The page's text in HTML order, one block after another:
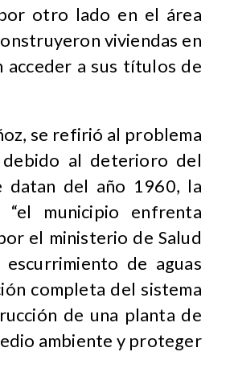
otro lado en el área
viviendas en
a sus títulos de
se refirió al problema
al deterioro del
datan del año 1960, la
municipio enfrenta
el ministerio de Salud
de aguas
completa del sistema
de una planta de
ambiente y proteger